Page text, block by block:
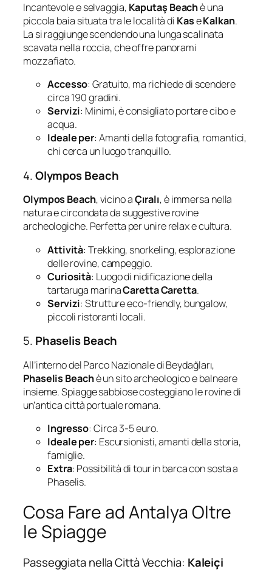
Incantevole e selvaggia, Kaputaş Beachè una
piccola baia situata tra le località di KaseKalkan.
La si raggiunge scendendo una lunga scalinata
scavata nella roccia, che offre panorami
mozzafiato.
Accesso: Gratuito, ma richiede di scendere
circa 190 gradini.
Servizi: Minimi, è consigliato portare cibo e
acqua.
Ideale per: Amanti della fotografia, romantici,
chi cerca un luogo tranquillo.
4.Olympos Beach
Olympos Beach, vicino aÇıralı, è immersa nella
natura e circondata da suggestive rovine
archeologiche. Perfetta per unire relax e cultura.
Attività: Trekking, snorkeling, esplorazione
delle rovine, campeggio.
Curiosità: Luogo di nidificazione della
tartaruga marinaCaretta Caretta.
Servizi: Strutture eco-friendly, bungalow,
piccoli ristoranti locali.
5. Phaselis Beach
All’interno del Parco Nazionale di Beydağları,
Phaselis Beachè un sito archeologico e balneare
insieme. Spiagge sabbiose costeggiano le rovine di
un’antica città portuale romana.
Ingresso: Circa 3-5 euro.
Ideale per: Escursionisti, amanti della storia,
famiglie.
Extra: Possibilità di tour in barca con sosta a
Phaselis.
Cosa Fare ad Antalya Oltre
le Spiagge
Passeggiata nella Città Vecchia: Kaleiçi